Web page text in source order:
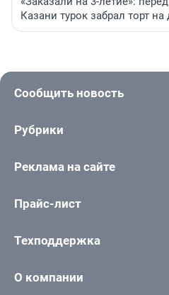
Казани турок забрал торт
Сообщить новость
Рубрики
Реклама на сайте
Прайс-лист
Техподдержка
О компании